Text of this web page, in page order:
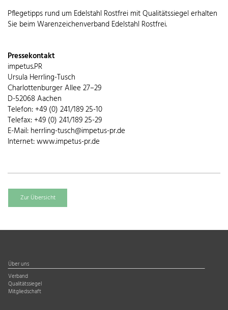
Pflegetipps rund um Edelstahl Rostfrei mit Qualitätssiegel erhalten
Sie beim Warenzeichenverband Edelstahl Rostfrei.
Pressekontakt
impetus.PR
Ursula Herrling-Tusch
Charlottenburger Allee 27–29
D-52068 Aachen
Telefon: +49 (0) 241/189 25-10
Telefax: +49 (0) 241/189 25-29
E-Mail: herrling-tusch@impetus-pr.de
Internet: www.impetus-pr.de
Zur Übersicht
Über uns
Verband
Qualitätssiegel
Mitgliedschaft